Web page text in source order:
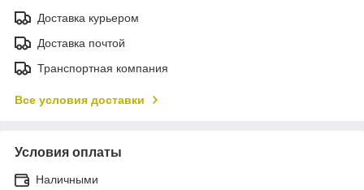
Доставка курьером
Доставка почтой
Транспортная компания
Все условия доставки
Условия оплаты
Наличными